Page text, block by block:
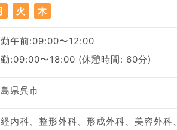
火 木
勤午前:09:00〜12:00
勤:09:00〜18:00 (休憩時間: 60分)
県呉市